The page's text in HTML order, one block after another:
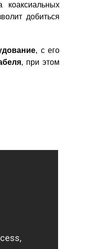
коаксиальных
добиться
, с его
, при этом